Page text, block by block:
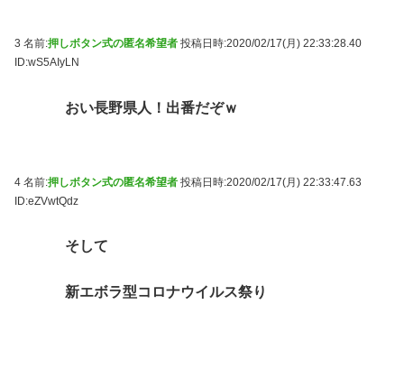
3 名前:押しボタン式の匿名希望者 投稿日時:2020/02/17(月) 22:33:28.40
ID:wS5AIyLN
おい長野県人！出番だぞｗ
4 名前:押しボタン式の匿名希望者 投稿日時:2020/02/17(月) 22:33:47.63
ID:eZVwtQdz
そして
新エボラ型コロナウイルス祭り